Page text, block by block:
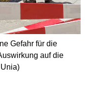
Gefahr für die
auf die